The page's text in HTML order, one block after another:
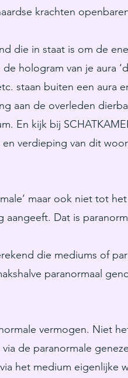
krachten
die in staat is om de
hologram van je aura
staan buiten een aura
aan de overleden
En kijk bij
verdieping van dit
maar ook niet tot
Dat is
die mediums of
paranormaal
vermogen. Niet
de paranormale
het medium eigenlijke